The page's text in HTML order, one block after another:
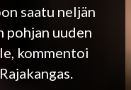
saatu neljän
pohjan uuden
kommentoi